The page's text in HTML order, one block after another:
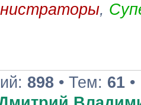
,
898 • Тем: 61